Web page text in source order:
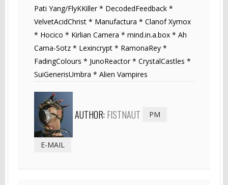
Pati Yang/FlyKKiller * DecodedFeedback *
VelvetAcidChrist * Manufactura * Clanof Xymox
* Hocico * Kirlian Camera * mind.in.a.box * Ah
Cama-Sotz * Lexincrypt * RamonaRey *
FadingColours * JunoReactor * CrystalCastles *
SuiGenerisUmbra * Alien Vampires
AUTHOR: FISTNAUT PM
E-MAIL